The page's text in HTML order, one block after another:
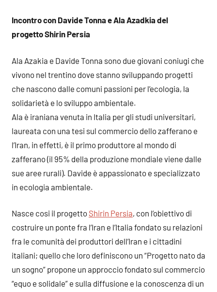
Incontro con Davide Tonna e Ala Azadkia del
progetto Shirin Persia
Ala Azakia e Davide Tonna sono due giovani coniugi che
vivono nel trentino dove stanno sviluppando progetti
che nascono dalle comuni passioni per l’ecologia, la
solidarietà e lo sviluppo ambientale.
Ala è iraniana venuta in Italia per gli studi universitari,
laureata con una tesi sul commercio dello zafferano e
l’Iran, in effetti, è il primo produttore al mondo di
zafferano (il 95% della produzione mondiale viene dalle
sue aree rurali). Davide è appassionato e specializzato
in ecologia ambientale.
Nasce cosi il progetto Shirin Persia, con l’obiettivo di
costruire un ponte fra l’Iran e l’Italia fondato su relazioni
fra le comunità dei produttori dell’Iran e i cittadini
italiani; quello che loro definiscono un “Progetto nato da
un sogno” propone un approccio fondato sul commercio
“equo e solidale” e sulla diffusione e la conoscenza di un